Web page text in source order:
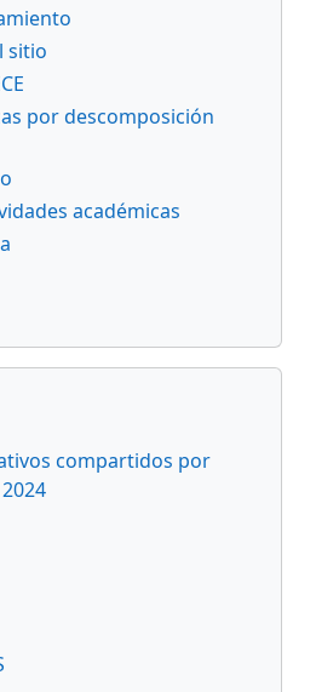
sitio
por descomposición
académicas
compartidos por